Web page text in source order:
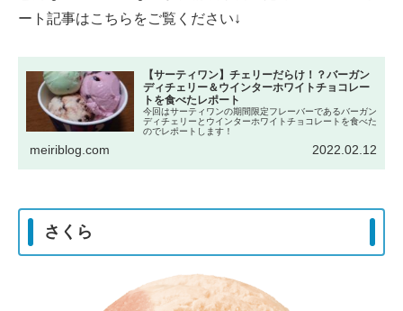
ート記事はこちらをご覧ください↓
【サーティワン】チェリーだらけ！？バーガン
ディチェリー＆ウインターホワイトチョコレー
トを食べたレポート
今回はサーティワンの期間限定フレーバーであるバーガン
ディチェリーとウインターホワイトチョコレートを食べた
のでレポートします！
meiriblog.com 2022.02.12
さくら